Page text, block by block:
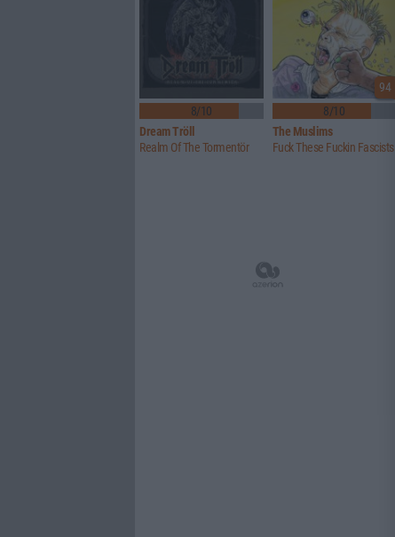
8/10
Dream Tröll
Realm Of The Tormentör
94
8/10
The Muslims
Fuck These Fuckin Fascists